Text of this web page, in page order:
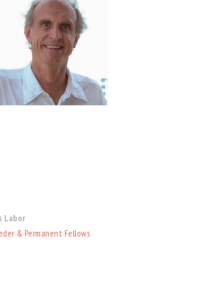
Labor
& Permanent Fellows